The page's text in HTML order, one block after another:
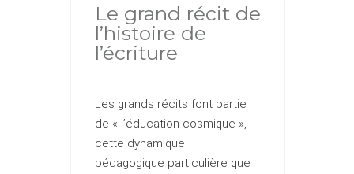
Le grand récit de
l’histoire de
l’écriture
Les grands récits font partie
de « l’éducation cosmique »,
cette dynamique
pédagogique particulière que